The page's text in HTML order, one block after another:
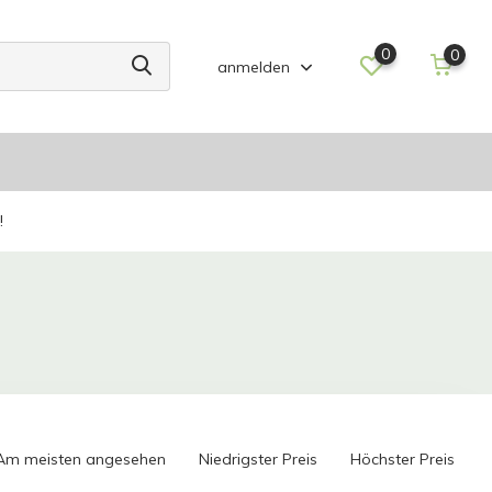
anmelden
0 0
meisten angesehen Niedrigster Preis Höchster Preis